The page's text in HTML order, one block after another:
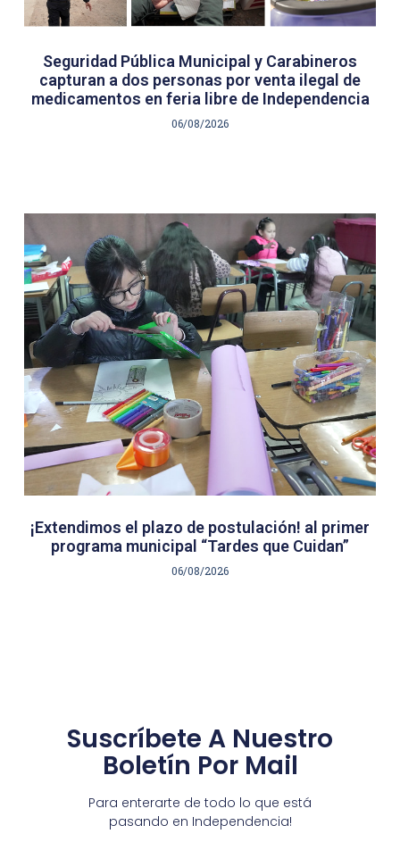
Seguridad Pública Municipal y Carabineros
capturan a dos personas por venta ilegal de
medicamentos en feria libre de Independencia
06/08/2026
¡Extendimos el plazo de postulación! al primer
programa municipal “Tardes que Cuidan”
06/08/2026
Suscríbete A Nuestro
Boletín Por Mail
Para enterarte de todo lo que está
pasando en Independencia!